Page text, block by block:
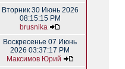
Вторник 30 Июнь 2026
08:15:15 PM
brusnika
Воскресенье 07 Июнь
2026 03:37:17 PM
Максимов Юрий